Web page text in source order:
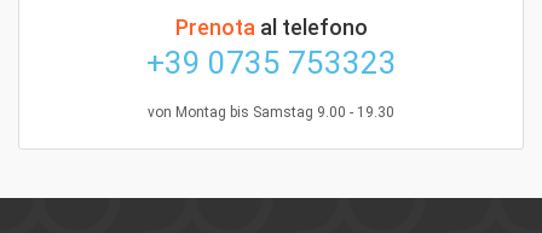
Prenotaal telefono
+39 0735 753323
von Montag bis Samstag 9.00 - 19.30